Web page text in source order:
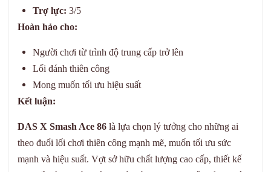
Trợ lực: 3/5
Hoàn hảo cho:
Người chơi từ trình độ trung cấp trở lên
Lối đánh thiên công
Mong muốn tối ưu hiệu suất
Kết luận:
DAS X Smash Ace 86 là lựa chọn lý tưởng cho những ai
theo đuổi lối chơi thiên công mạnh mẽ, muốn tối ưu sức
mạnh và hiệu suất. Vợt sở hữu chất lượng cao cấp, thiết kế